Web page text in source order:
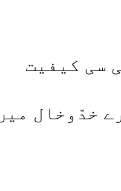
سی کیفیت
خدّوخال